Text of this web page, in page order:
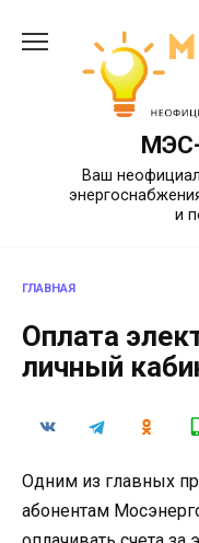
содержанию
МЭС-
Ваш
и
ГЛАВНАЯ
Оплата
личный
Одним из главных
абонентам